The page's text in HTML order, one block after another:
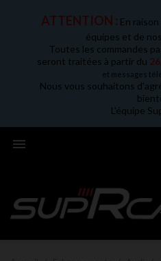
ATTENTION : En
équipes et de
Toutes les commandes
seront traitées à partir du
et messages
Nous vous souhaitons
L'équipe
